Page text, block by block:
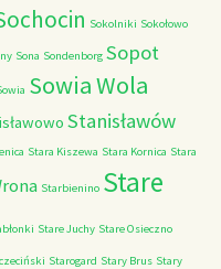
Sokolniki Sokołowo
Sona Sondenborg Sopot
Sowia Wola
Stanisławów
Stara Kiszewa Stara Kornica Stara
Starbienino Stare
Stare Juchy Stare Osieczno
Starogard Stary Brus Stary